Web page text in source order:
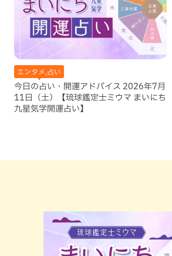
エンタメ,占い
今日の占い・開運アドバイス 2026年7月
11日（土）【琉球鑑定士ミウマ まいにち
九星気学開運占い】